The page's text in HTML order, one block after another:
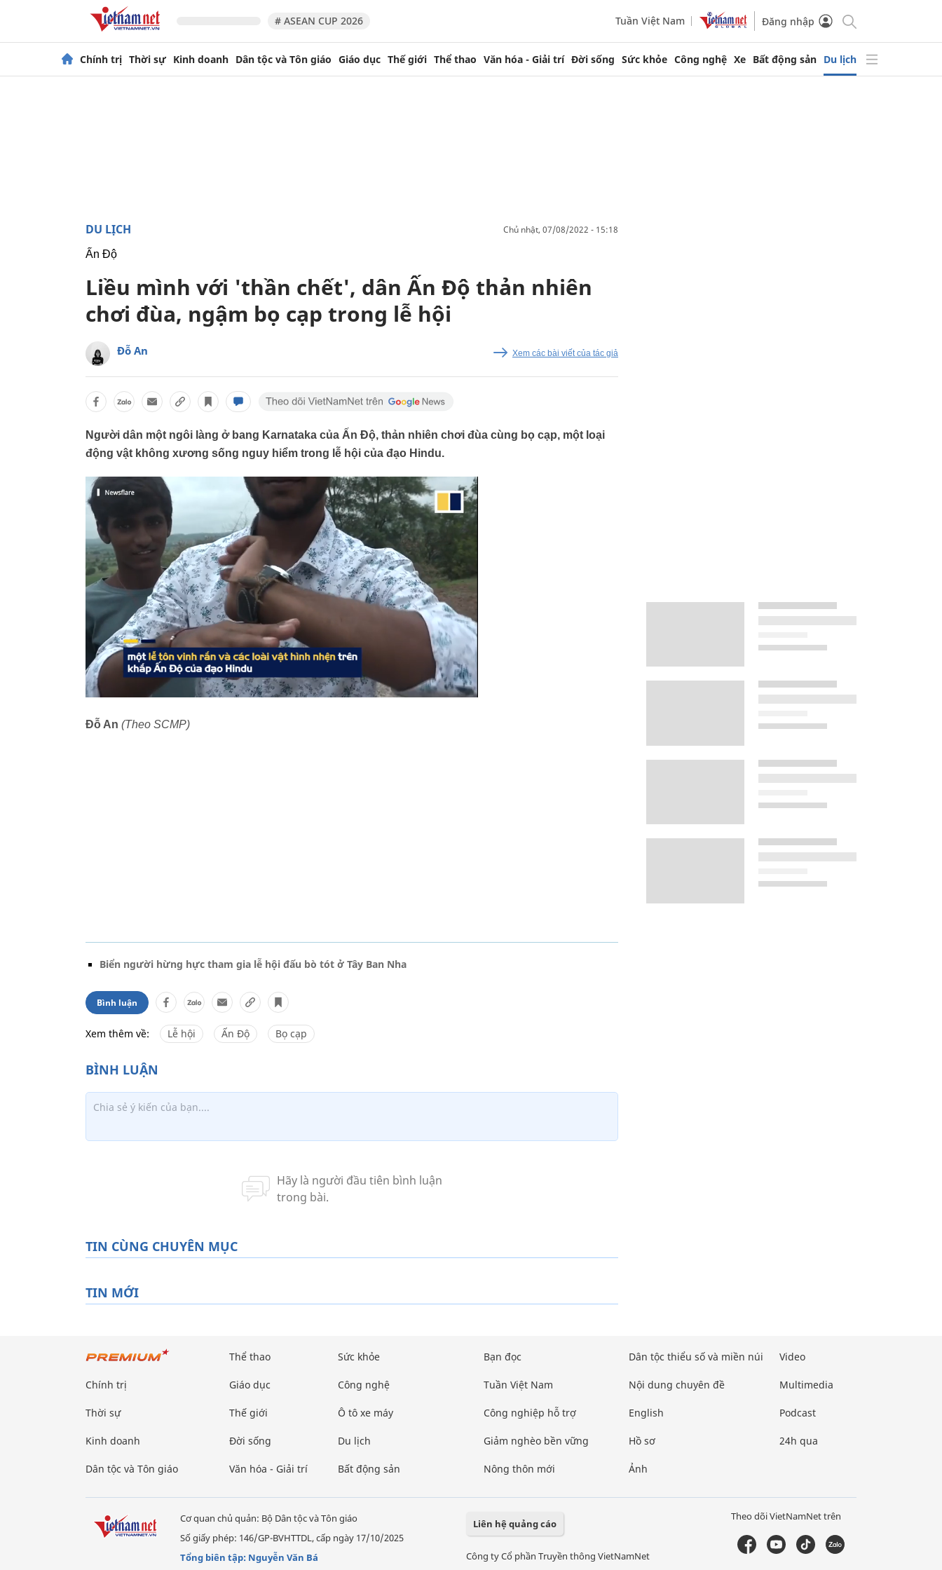
# ASEAN CUP 2026 Tuần Việt Nam Đăng nhập
Chính trị Thời sự Kinh doanh Dân tộc và Tôn giáo Giáo dục Thế giới Thể thao Văn hóa - Giải trí Đời sống Sức khỏe Công nghệ Xe Bất động sản Du lịch
DU LỊCH chủ nhật, 07/08/2022 - 15:18
Ấn Độ
Liều mình với 'thần chết', dân Ấn Độ thản nhiên
chơi đùa, ngậm bọ cạp trong lễ hội
Đỗ An Xem các bài viết của tác giả
Người dân một ngôi làng ở bang Karnataka của Ấn Độ, thản nhiên chơi đùa cùng bọ cạp, một loại
động vật không xương sống nguy hiểm trong lễ hội của đạo Hindu.
Đỗ An (Theo SCMP)
Biển người hừng hực tham gia lễ hội đấu bò tót ở Tây Ban Nha
Bình luận
Xem thêm về: Lễ hội Ấn Độ Bọ cạp
TIN CÙNG CHUYÊN MỤC
TIN MỚI
Chính trị
Thời sự
Kinh doanh
Dân tộc và Tôn giáo
Thể thao
Giáo dục
Thế giới
Đời sống
Văn hóa - Giải trí
Sức khỏe
Công nghệ
Ô tô xe máy
Du lịch
Bất động sản
Bạn đọc
Tuần Việt Nam
Công nghiệp hỗ trợ
Giảm nghèo bền vững
Nông thôn mới
Dân tộc thiểu số và miền núi
Nội dung chuyên đề
English
Hồ sơ
Ảnh
Video
Multimedia
Podcast
24h qua
Cơ quan chủ quản: Bộ Dân tộc và Tôn giáo
Số giấy phép: 146/GP-BVHTTDL, cấp ngày 17/10/2025
Tổng biên tập: Nguyễn Văn Bá
Liên hệ quảng cáo
Công ty Cổ phần Truyền thông VietNamNet
Theo dõi VietNamNet trên